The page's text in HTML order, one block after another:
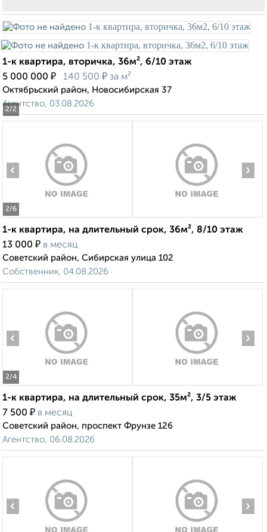
2/2
1-к квартира, вторичка, 36м², 6/10 этаж
5 000 000 ₽ 140 500 ₽ за м²
Октябрьский район, Новосибирская 37
Агентство, 03.08.2026
2/6
‹ ›
1-к квартира, на длительный срок, 36м², 8/10 этаж
13 000 ₽ в месяц
Советский район, Сибирская улица 102
Собственник, 04.08.2026
2/4
‹ ›
1-к квартира, на длительный срок, 35м², 3/5 этаж
7 500 ₽ в месяц
Советский район, проспект Фрунзе 126
Агентство, 06.08.2026
‹ ›